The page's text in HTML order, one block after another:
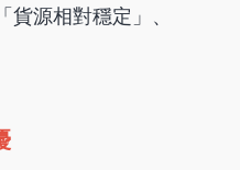
源相對穩定」、